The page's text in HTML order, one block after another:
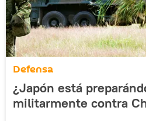
Defensa
¿Japón está
militarmente contra